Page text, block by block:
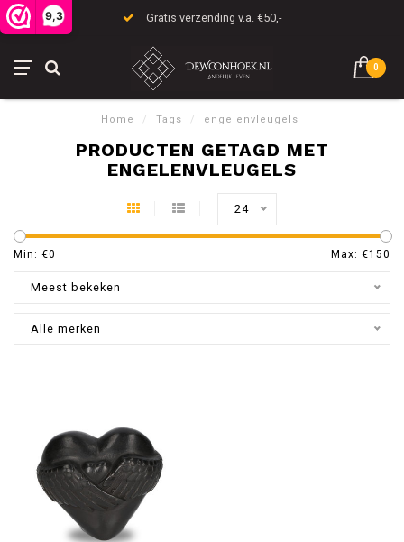
9,3 Gratis verzending v.a. €50,-
0
Home / Tags / engelenvleugels
PRODUCTEN GETAGD MET
ENGELENVLEUGELS
24
Min: €0 Max: €150
Meest bekeken
Alle merken